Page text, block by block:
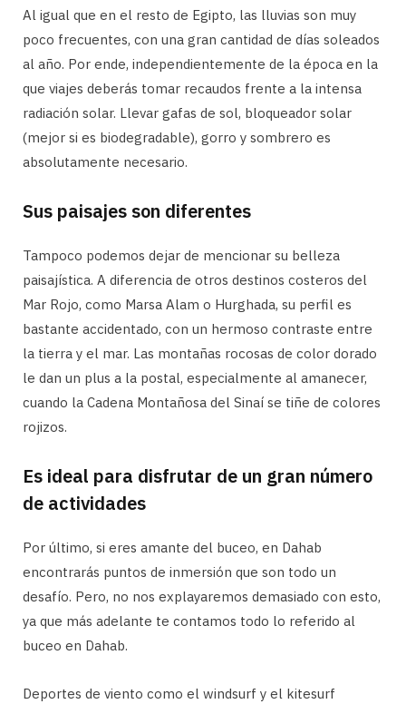
Al igual que en el resto de Egipto, las lluvias son muy
poco frecuentes, con una gran cantidad de días soleados
al año. Por ende, independientemente de la época en la
que viajes deberás tomar recaudos frente a la intensa
radiación solar. Llevar gafas de sol, bloqueador solar
(mejor si es biodegradable), gorro y sombrero es
absolutamente necesario.
Sus paisajes son diferentes
Tampoco podemos dejar de mencionar su belleza
paisajística. A diferencia de otros destinos costeros del
Mar Rojo, como Marsa Alam o Hurghada, su perfil es
bastante accidentado, con un hermoso contraste entre
la tierra y el mar. Las montañas rocosas de color dorado
le dan un plus a la postal, especialmente al amanecer,
cuando la Cadena Montañosa del Sinaí se tiñe de colores
rojizos.
Es ideal para disfrutar de un gran número
de actividades
Por último, si eres amante del buceo, en Dahab
encontrarás puntos de inmersión que son todo un
desafío. Pero, no nos explayaremos demasiado con esto,
ya que más adelante te contamos todo lo referido al
buceo en Dahab.
Deportes de viento como el windsurf y el kitesurf